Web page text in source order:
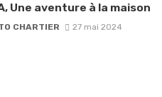
Une aventure à la maison
CHARTIER 27 mai 2024